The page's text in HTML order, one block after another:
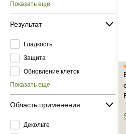
Показать еще
Результат
Гладкость
Защита
Обновление клеток
Показать еще
Область применения
Декольте